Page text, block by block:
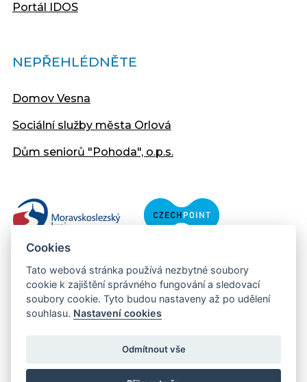
Portál IDOS
NEPŘEHLÉDNĚTE
Domov Vesna
Sociální služby města Orlová
Dům seniorů "Pohoda", o.p.s.
Copyright © 2013 - 2026 Městský úřad Orlová
Cookies
Tato webová stránka používá nezbytné soubory
cookie k zajištění správného fungování a sledovací
soubory cookie. Tyto budou nastaveny až po udělení
souhlasu. Nastavení cookies
Odmítnout vše